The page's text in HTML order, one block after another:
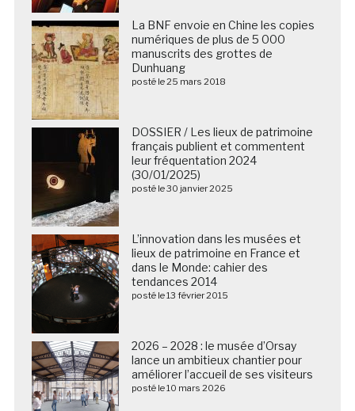
La BNF envoie en Chine les copies
numériques de plus de 5 000
manuscrits des grottes de
Dunhuang
posté le 25 mars 2018
DOSSIER / Les lieux de patrimoine
français publient et commentent
leur fréquentation 2024
(30/01/2025)
posté le 30 janvier 2025
L’innovation dans les musées et
lieux de patrimoine en France et
dans le Monde: cahier des
tendances 2014
posté le 13 février 2015
2026 – 2028 : le musée d’Orsay
lance un ambitieux chantier pour
améliorer l’accueil de ses visiteurs
posté le 10 mars 2026